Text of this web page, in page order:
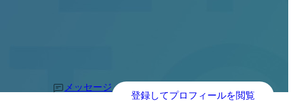
メッセージ
登録してプロフィールを閲覧